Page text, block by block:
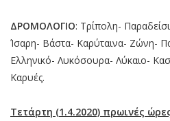
ΔΡΟΜΟΛΟΓΙΟ: Τρίπολη-
Ίσαρη- Βάστα- Καρύταινα- Ζώνη-
Ελληνικό- Λυκόσουρα- Λύκαιο-
Καρυές.
Τετάρτη (1.4.2020) πρωινές